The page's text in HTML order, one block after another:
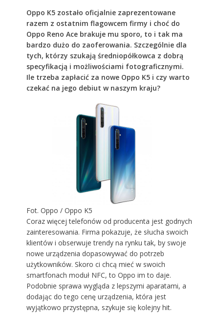
Oppo K5 zostało oficjalnie zaprezentowane
razem z ostatnim flagowcem firmy i choć do
Oppo Reno Ace brakuje mu sporo, to i tak ma
bardzo dużo do zaoferowania. Szczególnie dla
tych, którzy szukają średniopółkowca z dobrą
specyfikacją i możliwościami fotograficznymi.
Ile trzeba zapłacić za nowe Oppo K5 i czy warto
czekać na jego debiut w naszym kraju?
Fot. Oppo / Oppo K5
Coraz więcej telefonów od producenta jest godnych
zainteresowania. Firma pokazuje, że słucha swoich
klientów i obserwuje trendy na rynku tak, by swoje
nowe urządzenia dopasowywać do potrzeb
użytkowników. Skoro ci chcą mieć w swoich
smartfonach moduł NFC, to Oppo im to daje.
Podobnie sprawa wygląda z lepszymi aparatami, a
dodając do tego cenę urządzenia, która jest
wyjątkowo przystępna, szykuje się kolejny hit.